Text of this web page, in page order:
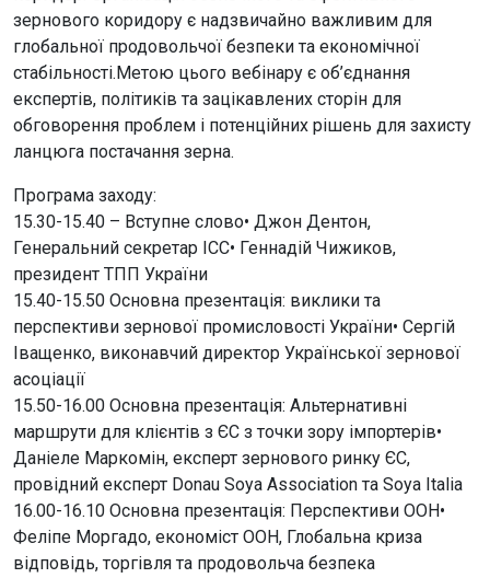
зернового коридору є надзвичайно важливим для
глобальної продовольчої безпеки та економічної
стабільності.Метою цього вебінару є об’єднання
експертів, політиків та зацікавлених сторін для
обговорення проблем і потенційних рішень для захисту
ланцюга постачання зерна.
Програма заходу:
15.30-15.40 – Вступне слово• Джон Дентон,
Генеральний секретар ICC• Геннадій Чижиков,
президент ТПП України
15.40-15.50 Основна презентація: виклики та
перспективи зернової промисловості України• Сергій
Іващенко, виконавчий директор Української зернової
асоціації
15.50-16.00 Основна презентація: Альтернативні
маршрути для клієнтів з ЄС з точки зору імпортерів•
Даніеле Маркомін, експерт зернового ринку ЄС,
провідний експерт Donau Soya Association та Soya Italia
16.00-16.10 Основна презентація: Перспективи ООН•
Феліпе Моргадо, економіст ООН, Глобальна криза
відповідь, торгівля та продовольча безпека